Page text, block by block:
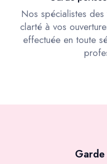
Nos spécialistes
clarté à vos
effectuée en toute
Garde